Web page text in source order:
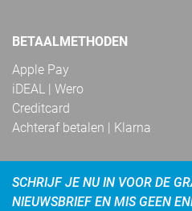
BETAALMETHODEN
Apple Pay
iDEAL | Wero
Creditcard
Achteraf betalen | Klarna
SCHRIJF JE NU IN VOOR DE
NIEUWSBRIEF EN MIS GEEN